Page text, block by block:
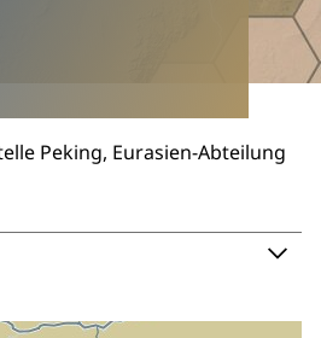
Peking, Eurasien-Abteilung